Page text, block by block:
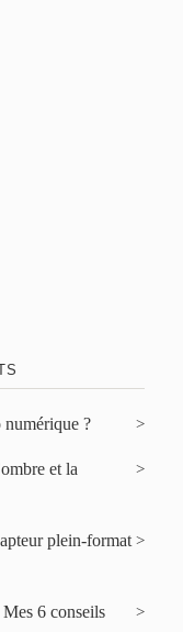
?
et la
plein-format
6 conseils